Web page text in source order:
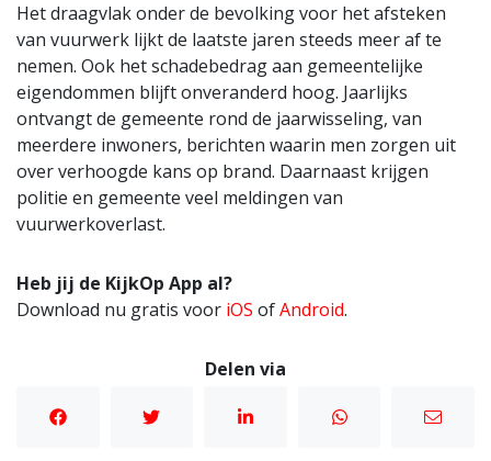
Het draagvlak onder de bevolking voor het afsteken
van vuurwerk lijkt de laatste jaren steeds meer af te
nemen. Ook het schadebedrag aan gemeentelijke
eigendommen blijft onveranderd hoog. Jaarlijks
ontvangt de gemeente rond de jaarwisseling, van
meerdere inwoners, berichten waarin men zorgen uit
over verhoogde kans op brand. Daarnaast krijgen
politie en gemeente veel meldingen van
vuurwerkoverlast.
Heb jij de KijkOp App al?
Download nu gratis voor iOS ofAndroid.
Delen via